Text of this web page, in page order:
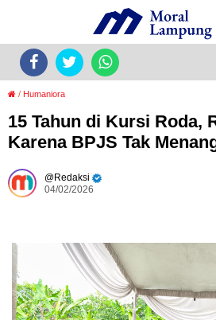
/ Humaniora
15 Tahun di Kursi Roda,
Karena BPJS Tak
Redaksi
04/02/2026